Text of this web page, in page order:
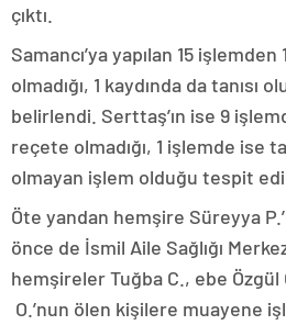
çıktı.
Samancı’ya yapılan 15
olmadığı, 1 kaydında da tanısı
belirlendi. Serttaş’ın ise 9
reçete olmadığı, 1 işlemde ise
olmayan işlem olduğu tespit
Öte yandan hemşire Süreyya
önce de İsmil Aile Sağlığı
hemşireler Tuğba C., ebe
O.’nun ölen kişilere muayene